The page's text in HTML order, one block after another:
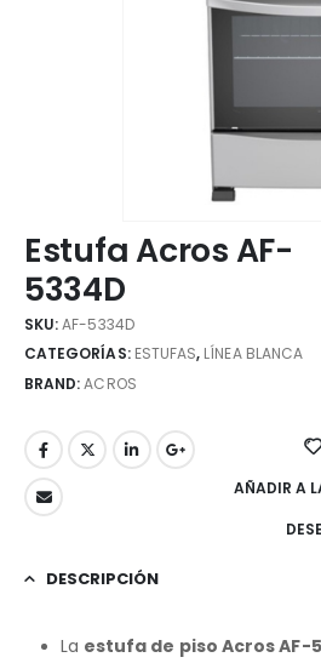
Estufa Acros AF-
5334D
SKU:AF-5334D
CATEGORÍAS: ESTUFAS, LÍNEA BLANCA
BRAND:ACROS
AÑADIR A
DESCRIPCIÓN
La estufa de piso Acros AF-